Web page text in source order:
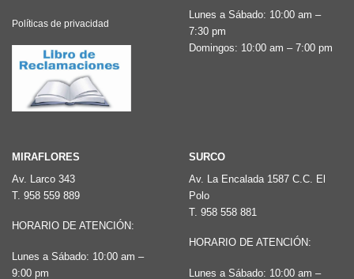
Políticas de privacidad
Lunes a Sábado: 10:00 am –
7:30 pm
Domingos: 10:00 am – 7:00 pm
MIRAFLORES
Av. Larco 343
T. 958 559 889
HORARIO DE ATENCIÓN:
Lunes a Sábado: 10:00 am –
9:00 pm
SURCO
Av. La Encalada 1587 C.C. El
Polo
T. 958 558 881
HORARIO DE ATENCIÓN:
Lunes a Sábado: 10:00 am –